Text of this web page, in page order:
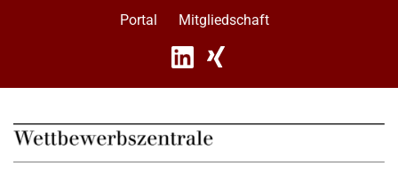
Portal Mitgliedschaft